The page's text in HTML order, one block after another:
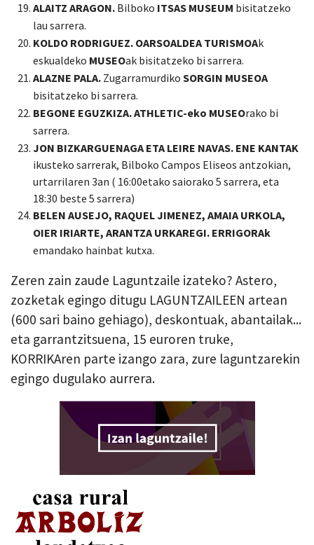
ALAITZ ARAGON. Bilboko ITSAS MUSEUM bisitatzeko
lau sarrera.
KOLDO RODRIGUEZ. OARSOALDEA TURISMOAk
eskualdeko MUSEOak bisitatzeko bi sarrera.
ALAZNE PALA. Zugarramurdiko SORGIN MUSEOA
bisitatzeko bi sarrera.
BEGONE EGUZKIZA. ATHLETIC-eko MUSEOrako bi
sarrera.
JON BIZKARGUENAGA ETA LEIRE NAVAS. ENE KANTAK
ikusteko sarrerak, Bilboko Campos Eliseos antzokian,
urtarrilaren 3an ( 16:00etako saiorako 5 sarrera, eta
18:30 beste 5 sarrera)
BELEN AUSEJO, RAQUEL JIMENEZ, AMAIA URKOLA,
OIER IRIARTE, ARANTZA URKAREGI. ERRIGORAk
emandako hainbat kutxa.
Zeren zain zaude Laguntzaile izateko? Astero,
zozketak egingo ditugu LAGUNTZAILEEN artean
(600 sari baino gehiago), deskontuak, abantailak...
eta garrantzitsuena, 15 euroren truke,
KORRIKAren parte izango zara, zure laguntzarekin
egingo dugulako aurrera.